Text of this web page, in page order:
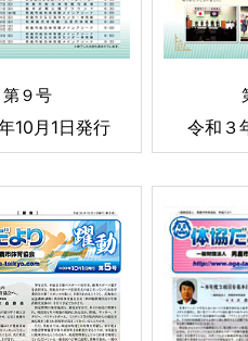
第９号
10月1日発行 令和３